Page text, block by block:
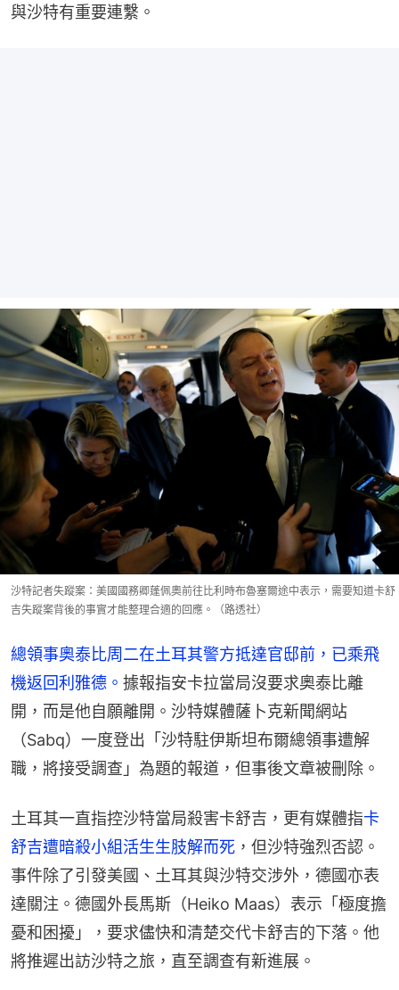
與沙特有重要連繫。
沙特記者失蹤案：美國國務卿蓬佩奧前往比利時布魯塞爾途中表示，需要知道卡舒
吉失蹤案背後的事實才能整理合適的回應。（路透社）
總領事奧泰比周二在土耳其警方抵達官邸前，已乘飛
機返回利雅德。 據報指安卡拉當局沒要求奧泰比離
開，而是他自願離開。沙特媒體薩卜克新聞網站
（Sabq）一度登出「沙特駐伊斯坦布爾總領事遭解
職，將接受調查」為題的報道，但事後文章被刪除。
土耳其一直指控沙特當局殺害卡舒吉，更有媒體指卡
舒吉遭暗殺小組活生生肢解而死 ，但沙特強烈否認。
事件除了引發美國、土耳其與沙特交涉外，德國亦表
達關注。德國外長馬斯（Heiko Maas）表示「極度擔
憂和困擾」，要求儘快和清楚交代卡舒吉的下落。他
將推遲出訪沙特之旅，直至調查有新進展。